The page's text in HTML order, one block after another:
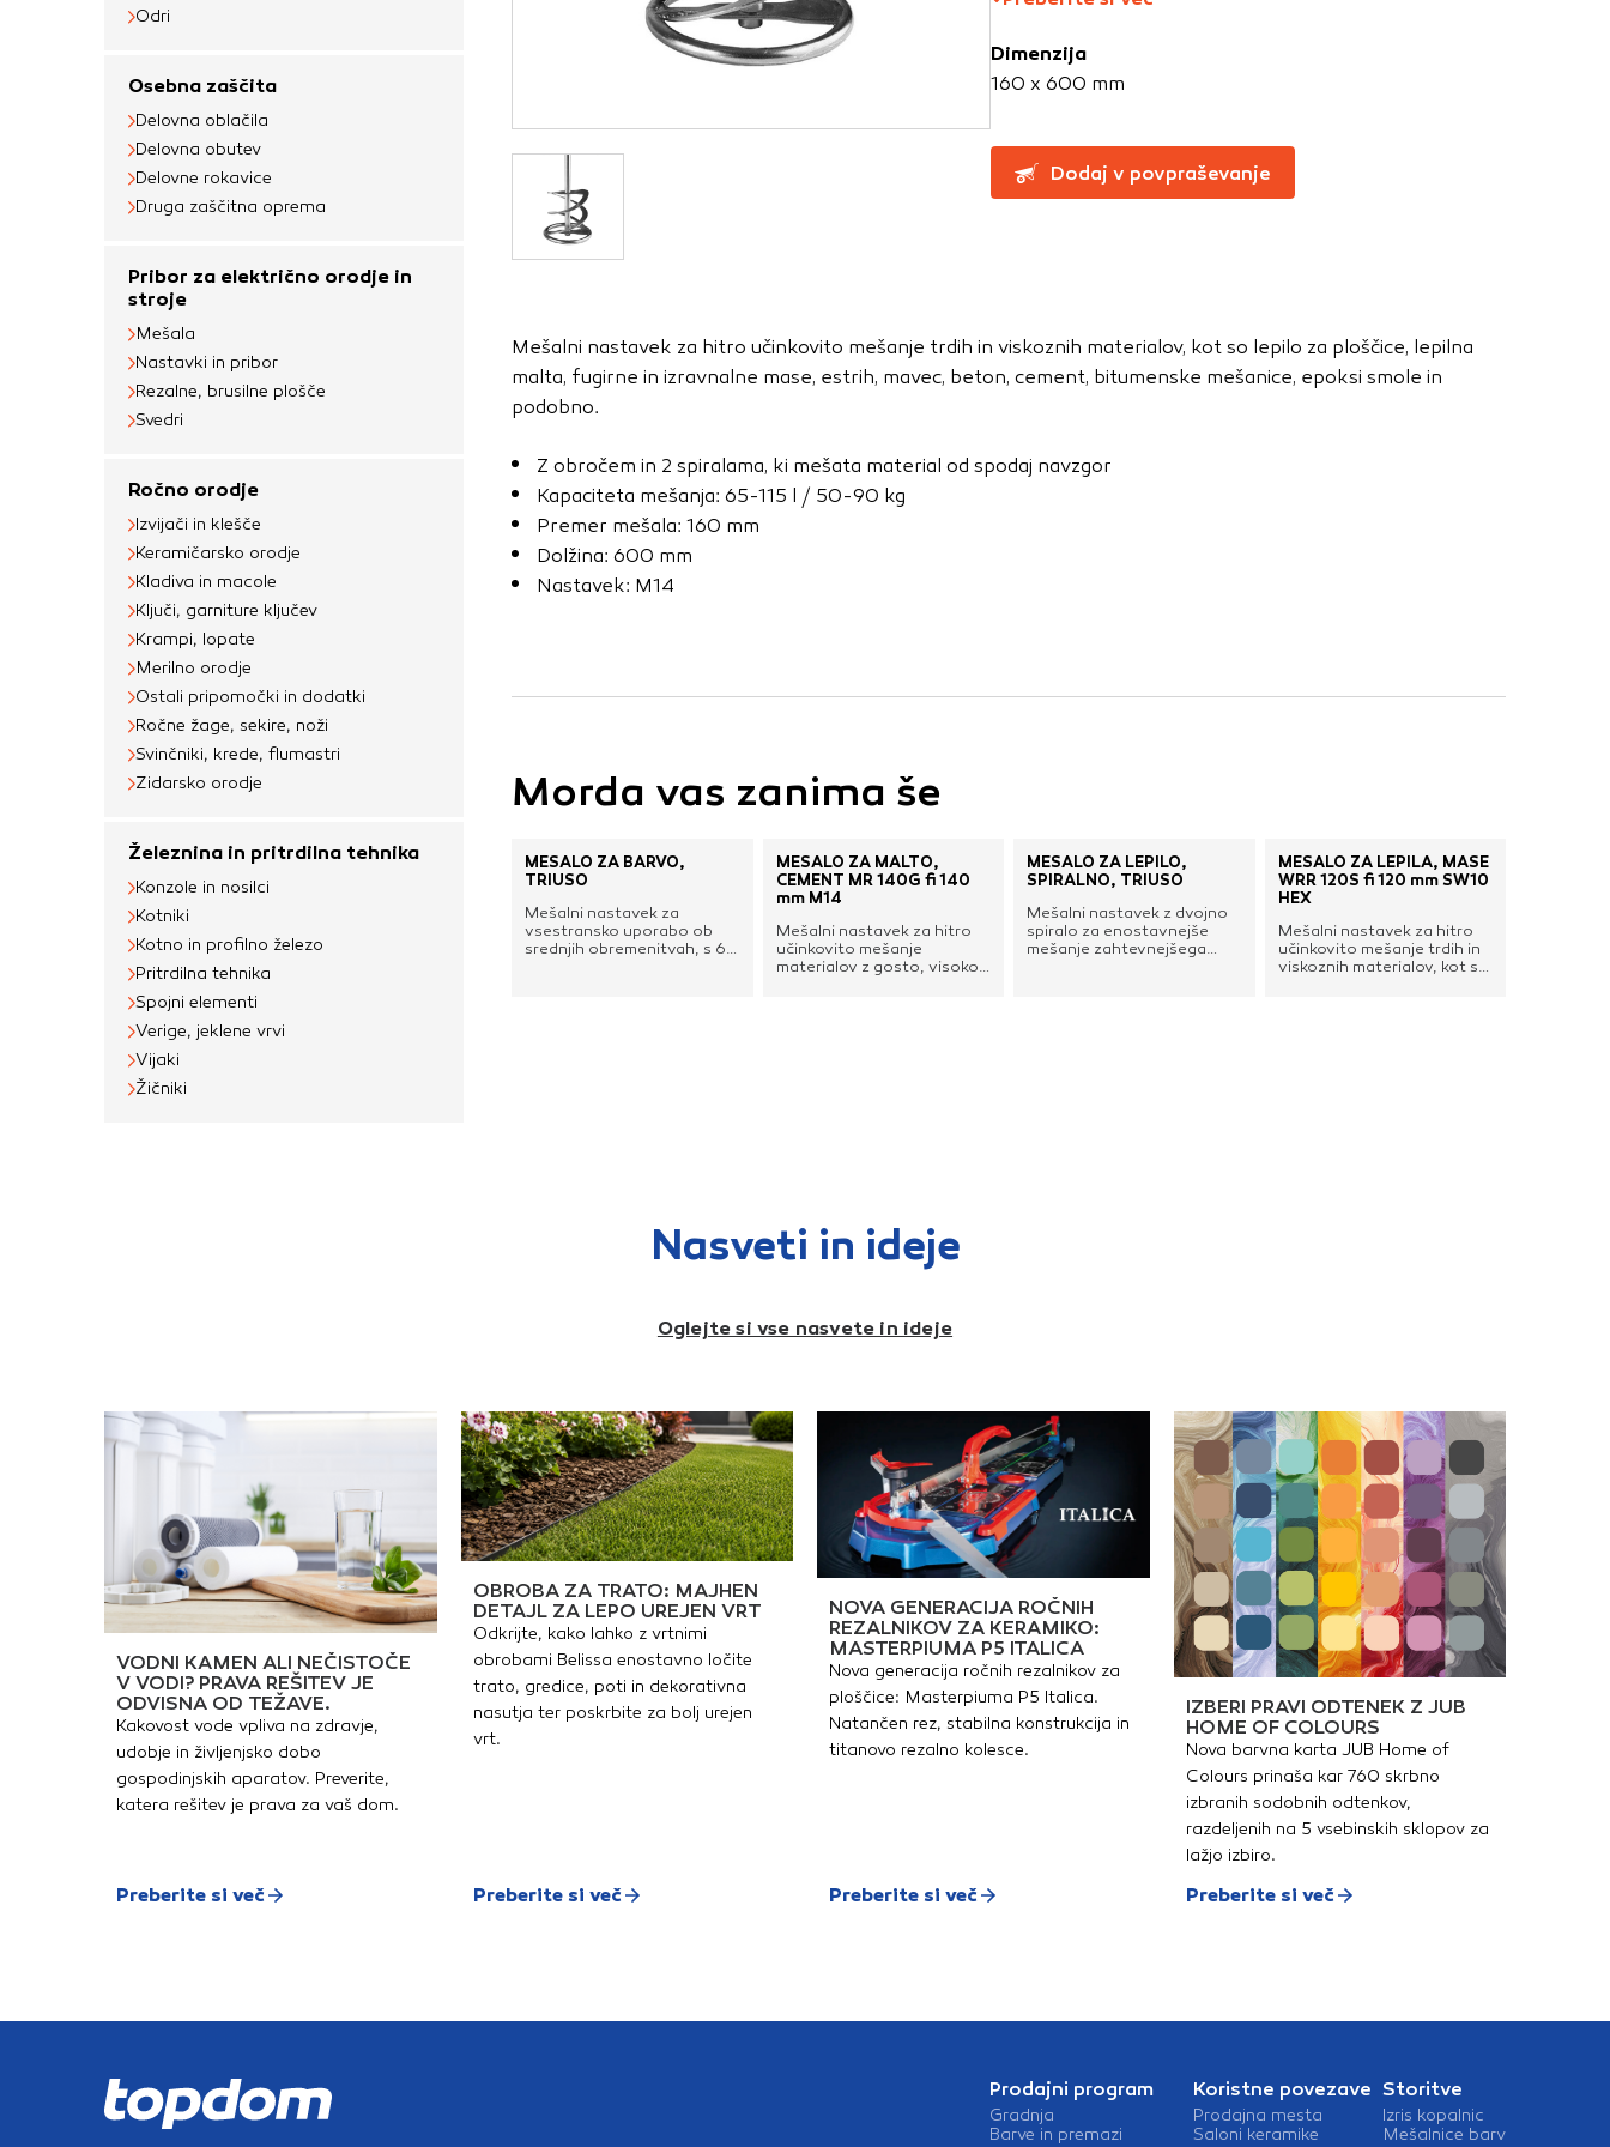
Odri
Osebna zaščita
Delovna oblačila
Delovna obutev
Delovne rokavice
Druga zaščitna oprema
Pribor za električno orodje in
stroje
Mešala
Nastavki in pribor
Rezalne, brusilne plošče
Svedri
Ročno orodje
Izvijači in klešče
Keramičarsko orodje
Kladiva in macole
Ključi, garniture ključev
Krampi, lopate
Merilno orodje
Ostali pripomočki in dodatki
Ročne žage, sekire, noži
Svinčniki, krede, flumastri
Zidarsko orodje
Železnina in pritrdilna tehnika
Konzole in nosilci
Kotniki
Kotno in profilno železo
Pritrdilna tehnika
Spojni elementi
Verige, jeklene vrvi
Vijaki
Žičniki
Dimenzija
160 x 600 mm
Dodaj v povpraševanje
Mešalni nastavek za hitro učinkovito mešanje trdih in viskoznih materialov, kot so lepilo za ploščice, lepilna
malta, fugirne in izravnalne mase, estrih, mavec, beton, cement, bitumenske mešanice, epoksi smole in
podobno.
Z obročem in 2 spiralama, ki mešata material od spodaj navzgor
Kapaciteta mešanja: 65-115 l / 50-90 kg
Premer mešala: 160 mm
Dolžina: 600 mm
Nastavek: M14
Morda vas zanima še
MEŠALO ZA BARVO,
TRIUSO
Mešalni nastavek za
vsestransko uporabo ob
srednjih obremenitvah, s 6-
MEŠALO ZA MALTO,
CEMENT MR 140G fi 140
mm M14
Mešalni nastavek za hitro
učinkovito mešanje
materialov z gosto, visoko
MEŠALO ZA LEPILO,
SPIRALNO, TRIUSO
Mešalni nastavek z dvojno
spiralo za enostavnejše
mešanje zahtevnejšega
MEŠALO ZA LEPILA, MASE
WRR 120S fi 120 mm SW10
HEX
Mešalni nastavek za hitro
učinkovito mešanje trdih in
viskoznih materialov, kot so
Nasveti in ideje
Oglejte si vse nasvete in ideje
VODNI KAMEN ALI NEČISTOČE
V VODI? PRAVA REŠITEV JE
ODVISNA OD TEŽAVE.
Kakovost vode vpliva na zdravje,
udobje in življenjsko dobo
gospodinjskih aparatov. Preverite,
katera rešitev je prava za vaš dom.
Preberite si več
OBROBA ZA TRATO: MAJHEN
DETAJL ZA LEPO UREJEN VRT
Odkrijte, kako lahko z vrtnimi
obrobami Belissa enostavno ločite
trato, gredice, poti in dekorativna
nasutja ter poskrbite za bolj urejen
vrt.
Preberite si več
NOVA GENERACIJA ROČNIH
REZALNIKOV ZA KERAMIKO:
MASTERPIUMA P5 ITALICA
Nova generacija ročnih rezalnikov za
ploščice: Masterpiuma P5 Italica.
Natančen rez, stabilna konstrukcija in
titanovo rezalno kolesce.
Preberite si več
IZBERI PRAVI ODTENEK Z JUB
HOME OF COLOURS
Nova barvna karta JUB Home of
Colours prinaša kar 760 skrbno
izbranih sodobnih odtenkov,
razdeljenih na 5 vsebinskih sklopov za
lažjo izbiro.
Preberite si več
Prodajni program
Gradnja
Barve in premazi
Koristne povezave
Prodajna mesta
Saloni keramike
Storitve
Izris kopalnic
Mešalnice barv
Ti piškotki so nujni za delovanje spletnega mesta, zato jih v naših sistemih ni mogoče izklopiti.
Običajno so nastavljeni samo kot odziv na vaša dejanja, ki vodijo do storitvenih zahtev, na primer
nastavitev zasebnosti, prijava ali izpolnjevanje obrazcev. Na voljo imate nastavitev, da brskalnik
blokira te piškotke ali vas opozori na njih. V tem primeru nekateri deli spletnega mesta ne bodo
Piškotki za učinkovitost delovanja
S temi piškotki štejemo obiske in izvor prometa, da lahko merimo in izboljšamo učinkovitost
priljubljena, in opazujemo, kako se obiskovalci pomikajo po spletnem mestu. Podatki, ki jih piškotki
zbirajo, so združeni in anonimni. Če uporabo teh piškotkov zavrnete, ne bomo vedeli, kdaj ste
obiskali naše spletno mesto.
Piškotki za ciljno usmerjenost
Te piškotke nastavijo naši oglaševalski partnerji. Partnerska oglaševalska podjetja jih lahko
uporabljajo za izdelavo profila vaših interesov, ki ga nato uporabijo za prikazovanje ustreznih oglasov
na drugih spletnih mestih. Pri delu uporabljajo edinstveno prepoznavanje vašega brskalnika in